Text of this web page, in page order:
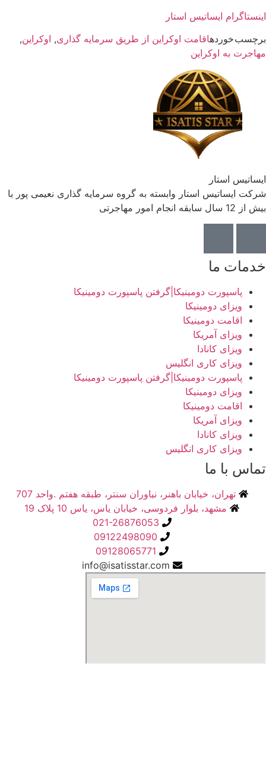
ایساتیس استار
خورده اقامت اوکراین از طریق سرمایه گذاری ,اوکراین,
به اوکراین
استار
ایساتیس استار وابسته به گروه سرمایه گذاری نعیمی پور با
انجام امور مهاجرتی
ما
پاسپورت دومینیکا|گرفتن پاسپورت دومینیکا
ویزای دومینیکا
اقامت دومینیکا
ویزای آمریکا
ویزای کانادا
ویزای کاری انگلیس
پاسپورت دومینیکا|گرفتن پاسپورت دومینیکا
ویزای دومینیکا
اقامت دومینیکا
ویزای آمریکا
ویزای کانادا
ویزای کاری انگلیس
با ما
تهران، خیابان باهنر، نیاوران سنتر، طبقه هفتم .واحد 707
مشهد، بلوار فردوسی، خیابان یاس، یاس 10 پلاک 19
021-26876053
09122498090
09128065771
info@isatisstar.com